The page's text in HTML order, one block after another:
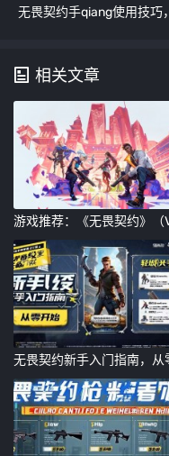
无畏契约手qiang使用技巧，新手也能轻松上手的实战指南
相关文章